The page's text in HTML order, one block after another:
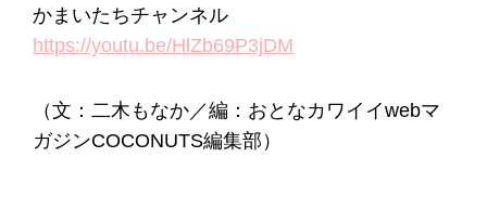
かまいたちチャンネル
https://youtu.be/HlZb69P3jDM
（文：二木もなか／編：おとなカワイイwebマ
ガジンCOCONUTS編集部）